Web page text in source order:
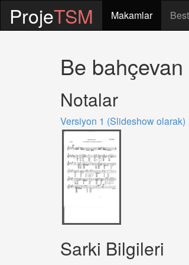
ProjeTSM Makamlar
Be
Notalar
Versiyon 1 (Slideshow olarak)
Sarki Bilgileri